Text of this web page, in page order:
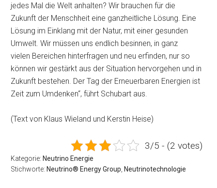
jedes Mal die Welt anhalten? Wir brauchen für die
Zukunft der Menschheit eine ganzheitliche Lösung. Eine
Lösung im Einklang mit der Natur, mit einer gesunden
Umwelt. Wir müssen uns endlich besinnen, in ganz
vielen Bereichen hinterfragen und neu erfinden, nur so
können wir gestärkt aus der Situation hervorgehen und in
Zukunft bestehen. Der Tag der Erneuerbaren Energien ist
Zeit zum Umdenken“, führt Schubart aus.
(Text von Klaus Wieland und Kerstin Heise)
3/5 - (2 votes)
Kategorie:Neutrino Energie
Stichworte:Neutrino® Energy Group ,Neutrinotechnologie